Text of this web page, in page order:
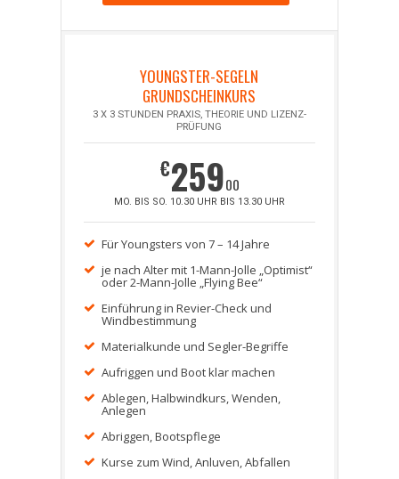
YOUNGSTER-SEGELN
GRUNDSCHEINKURS
3 X 3 STUNDEN PRAXIS, THEORIE UND LIZENZ-
PRÜFUNG
€25900
MO. BIS SO. 10.30 UHR BIS 13.30 UHR
Für Youngsters von 7 – 14 Jahre
je nach Alter mit 1-Mann-Jolle „Optimist“
oder 2-Mann-Jolle „Flying Bee“
Einführung in Revier-Check und
Windbestimmung
Materialkunde und Segler-Begriffe
Aufriggen und Boot klar machen
Ablegen, Halbwindkurs, Wenden,
Anlegen
Abriggen, Bootspflege
Kurse zum Wind, Anluven, Abfallen